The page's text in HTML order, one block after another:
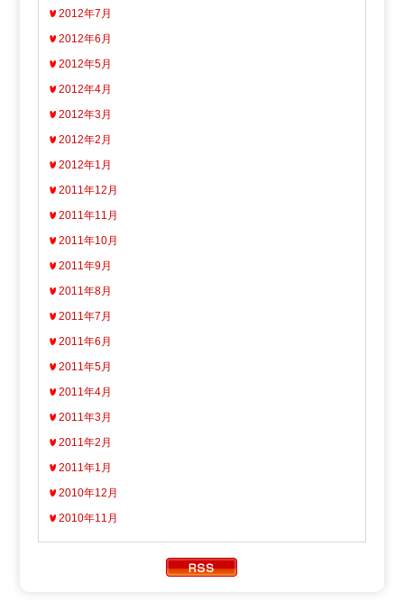
2012年7月
2012年6月
2012年5月
2012年4月
2012年3月
2012年2月
2012年1月
2011年12月
2011年11月
2011年10月
2011年9月
2011年8月
2011年7月
2011年6月
2011年5月
2011年4月
2011年3月
2011年2月
2011年1月
2010年12月
2010年11月